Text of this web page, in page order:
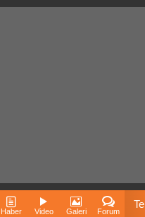
Haber Video Galeri Forum